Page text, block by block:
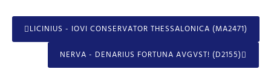
LICINIUS - IOVI CONSERVATOR THESSALONICA (MA2471)
NERVA - DENARIUS FORTUNA AVGVST! (D2155)